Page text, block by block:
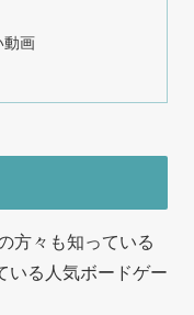
動画
方々も知っている
いる人気ボードゲー